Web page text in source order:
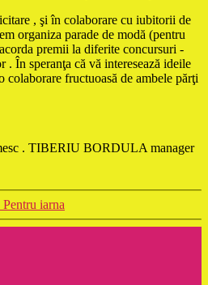
, şi în colaborare cu iubitorii de
organiza parade de modă (pentru
premii la diferite concursuri -
. În speranţa că vă interesează ideile
colaborare fructuoasă de ambele părţi
. TIBERIU BORDULA manager
Pentru iarna